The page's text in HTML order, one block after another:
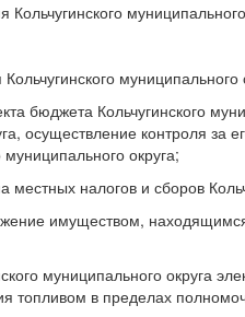
муниципального
бюджета Кольчугинского
осуществление контроля
округа;
налогов и сборов
имуществом,
муниципального округа
топливом в пределах